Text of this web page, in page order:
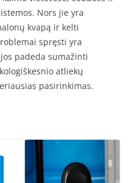
Nors jie yra
kvapą ir kelti
spręsti yra
padeda sumažinti
atliekų
pasirinkimas.